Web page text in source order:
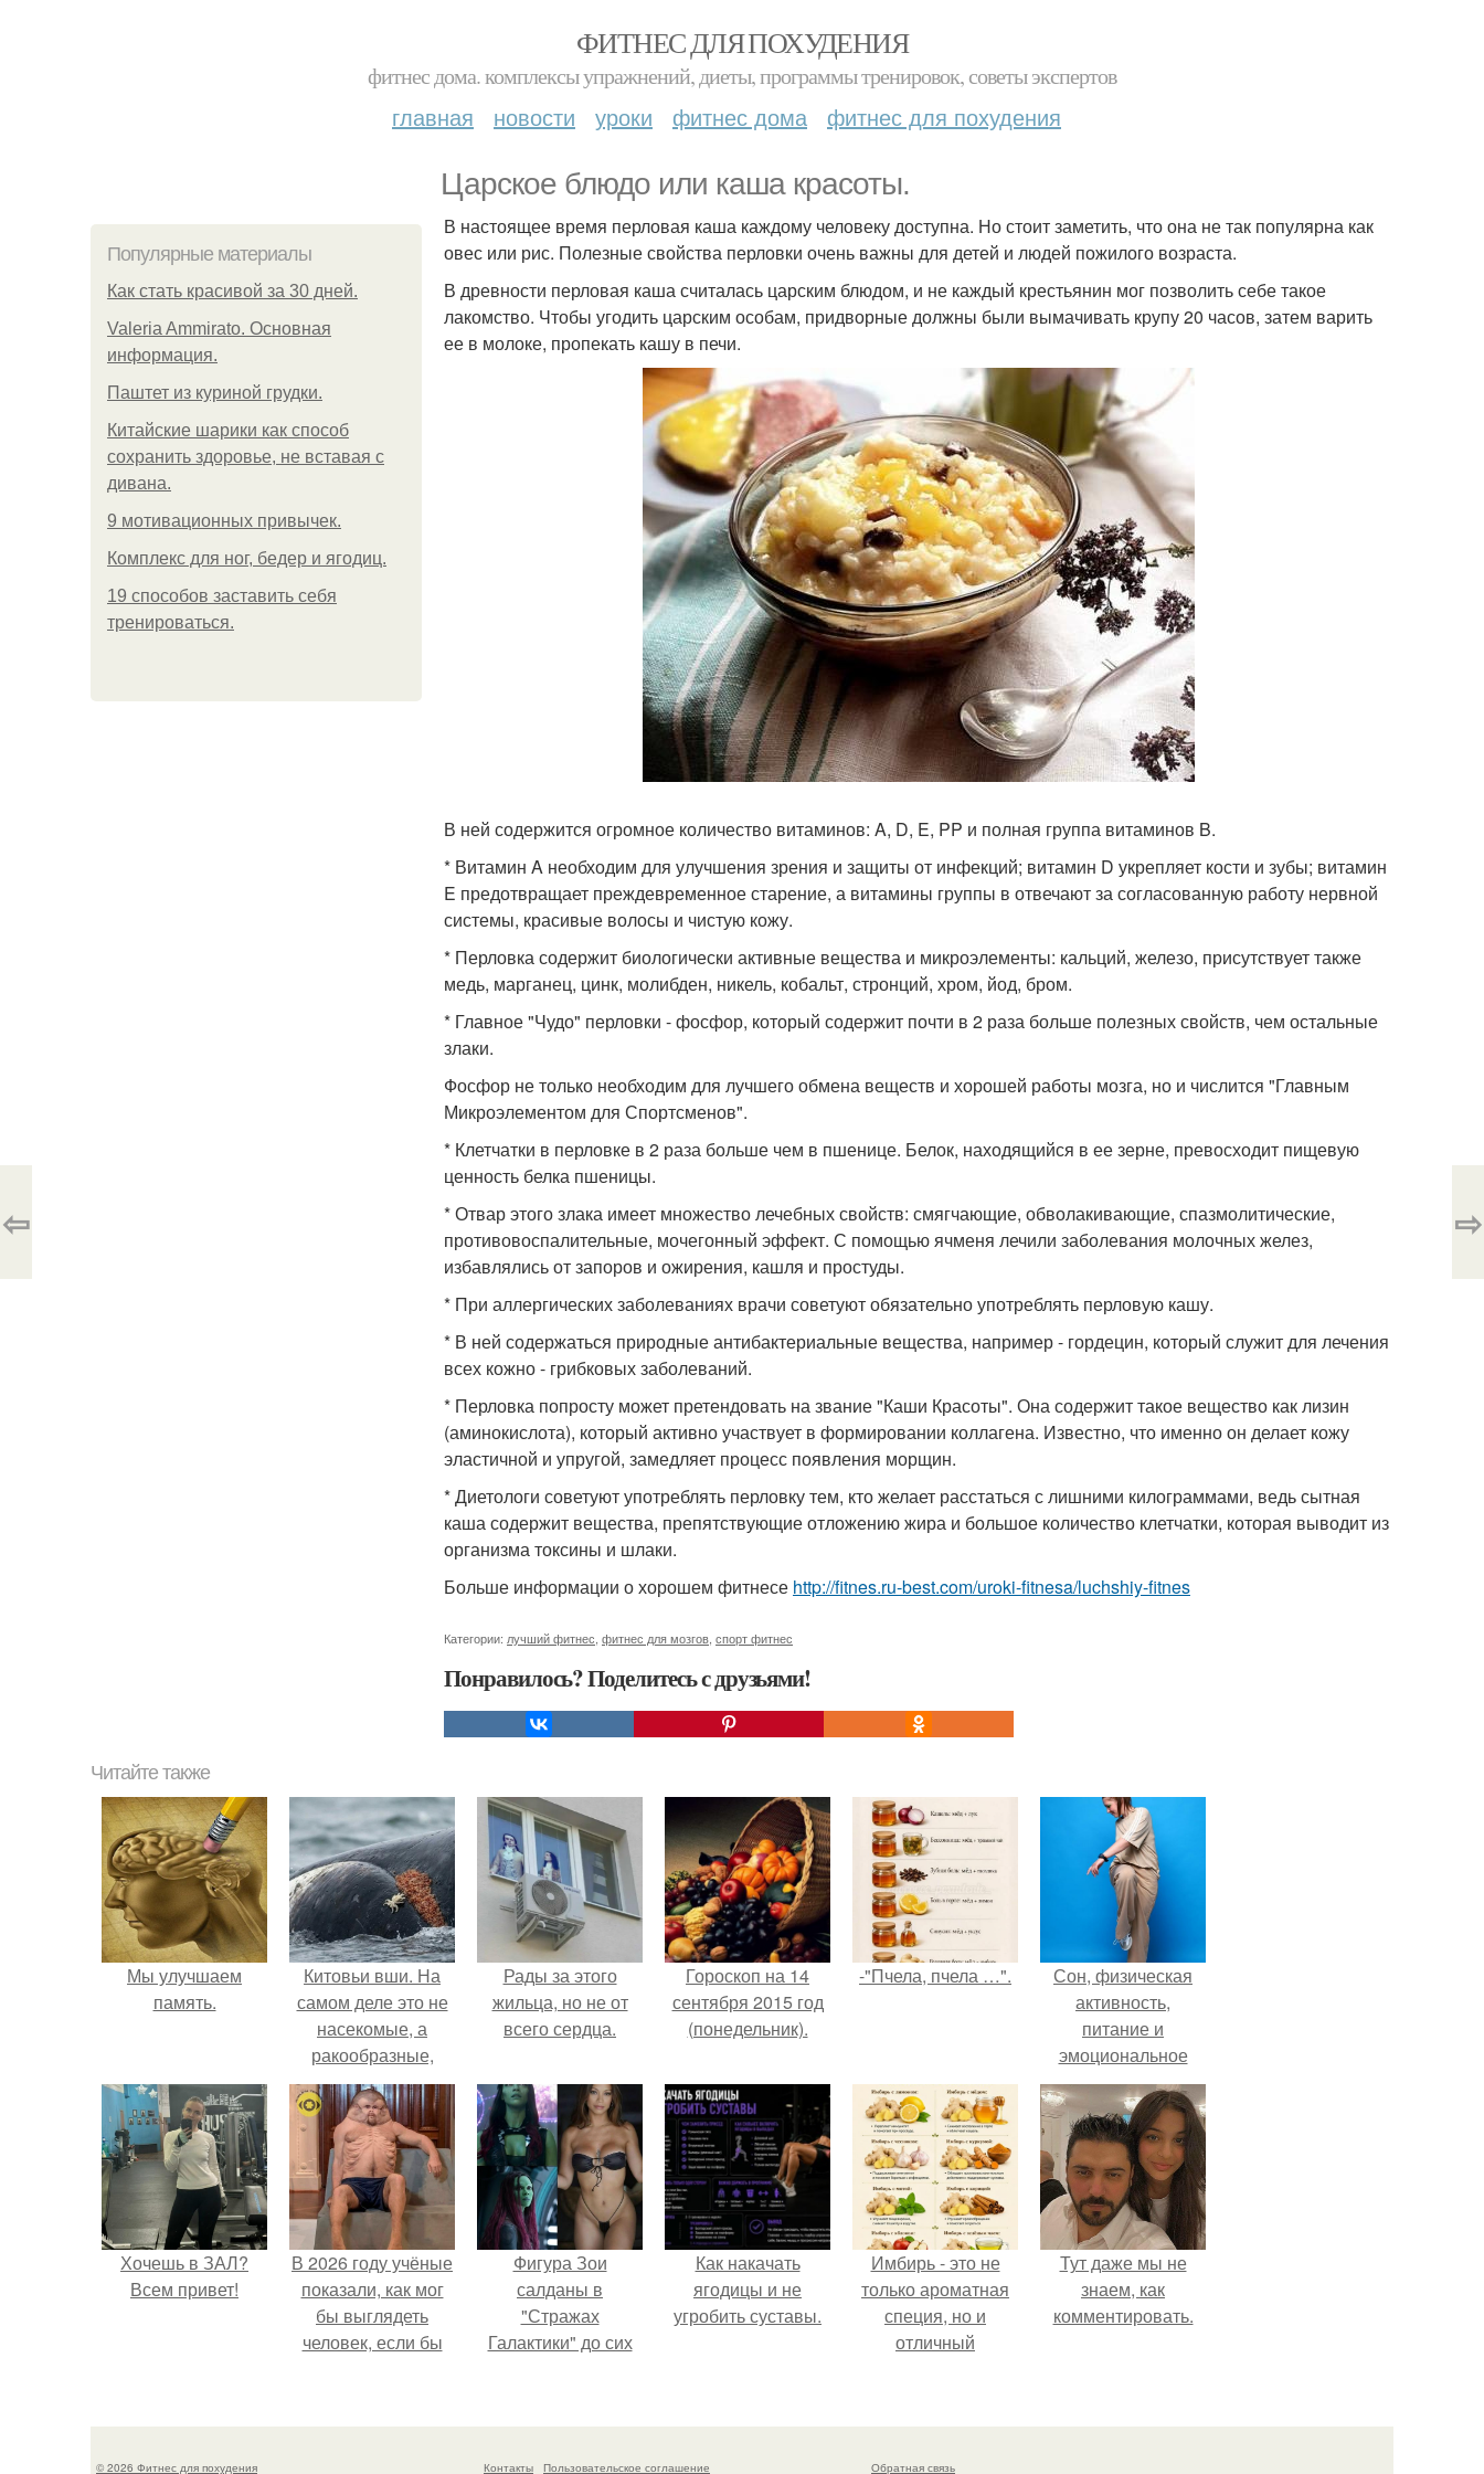
ФИТНЕС ДЛЯ ПОХУДЕНИЯ
фитнес дома. комплексы упражнений, диеты, программы тренировок, советы экспертов
главная новости уроки фитнес дома фитнес для похудения
Царское блюдо или каша красоты.
Популярные материалы
Как стать красивой за 30 дней.
Valeria Ammirato. Основная
информация.
Паштет из куриной грудки.
Китайские шарики как способ
сохранить здоровье, не вставая с
дивана.
9 мотивационных привычек.
Комплекс для ног, бедер и ягодиц.
19 способов заставить себя
тренироваться.
В настоящее время перловая каша каждому человеку доступна. Но стоит заметить, что она не так популярна как
овес или рис. Полезные свойства перловки очень важны для детей и людей пожилого возраста.
В древности перловая каша считалась царским блюдом, и не каждый крестьянин мог позволить себе такое
лакомство. Чтобы угодить царским особам, придворные должны были вымачивать крупу 20 часов, затем варить
ее в молоке, пропекать кашу в печи.
В ней содержится огромное количество витаминов: A, D, E, PP и полная группа витаминов B.
* Витамин A необходим для улучшения зрения и защиты от инфекций; витамин D укрепляет кости и зубы; витамин
E предотвращает преждевременное старение, а витамины группы в отвечают за согласованную работу нервной
системы, красивые волосы и чистую кожу.
* Перловка содержит биологически активные вещества и микроэлементы: кальций, железо, присутствует также
медь, марганец, цинк, молибден, никель, кобальт, стронций, хром, йод, бром.
* Главное "Чудо" перловки - фосфор, который содержит почти в 2 раза больше полезных свойств, чем остальные
злаки.
Фосфор не только необходим для лучшего обмена веществ и хорошей работы мозга, но и числится "Главным
Микроэлементом для Спортсменов".
* Клетчатки в перловке в 2 раза больше чем в пшенице. Белок, находящийся в ее зерне, превосходит пищевую
ценность белка пшеницы.
* Отвар этого злака имеет множество лечебных свойств: смягчающие, обволакивающие, спазмолитические,
противовоспалительные, мочегонный эффект. С помощью ячменя лечили заболевания молочных желез,
избавлялись от запоров и ожирения, кашля и простуды.
* При аллергических заболеваниях врачи советуют обязательно употреблять перловую кашу.
* В ней содержаться природные антибактериальные вещества, например - гордецин, который служит для лечения
всех кожно - грибковых заболеваний.
* Перловка попросту может претендовать на звание "Каши Красоты". Она содержит такое вещество как лизин
(аминокислота), который активно участвует в формировании коллагена. Известно, что именно он делает кожу
эластичной и упругой, замедляет процесс появления морщин.
* Диетологи советуют употреблять перловку тем, кто желает расстаться с лишними килограммами, ведь сытная
каша содержит вещества, препятствующие отложению жира и большое количество клетчатки, которая выводит из
организма токсины и шлаки.
Больше информации о хорошем фитнесе http://fitnes.ru-best.com/uroki-fitnesa/luchshiy-fitnes
Категории: лучший фитнес фитнес для мозгов спорт фитнес
Понравилось? Поделитесь с друзьями!
⇦ ⇨
Читайте также
Мы улучшаем
память.
Китовьи вши. На
самом деле это не
насекомые, а
ракообразные,
относящиеся к
бокоплавам.
Рады за этого
жильца, но не от
всего сердца.
Гороскоп на 14
сентября 2015 год
(понедельник).
-"Пчела, пчела …".
Сон, физическая
активность,
питание и
эмоциональное
состояние!
Хочешь в ЗАЛ?
Всем привет!
В 2026 году учёные
показали, как мог
бы выглядеть
человек, если бы
специально для
Фигура Зои
салданы в
"Стражах
Галактики" до сих
Как накачать
ягодицы и не
угробить суставы.
Имбирь - это не
только ароматная
специя, но и
отличный
и блюд.
Тут даже мы не
знаем, как
комментировать.
© 2026 Фитнес для похудения Контакты Пользовательское соглашение Обратная связь